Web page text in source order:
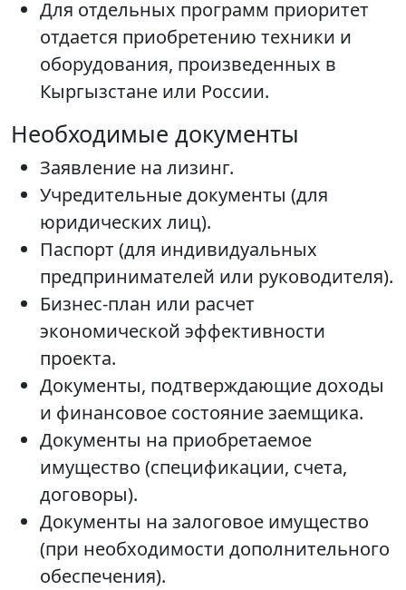
Для отдельных программ приоритет
отдается приобретению техники и
оборудования, произведенных в
Кыргызстане или России.
Необходимые документы
Заявление на лизинг.
Учредительные документы (для
юридических лиц).
Паспорт (для индивидуальных
предпринимателей или руководителя).
Бизнес-план или расчет
экономической эффективности
проекта.
Документы, подтверждающие доходы
и финансовое состояние заемщика.
Документы на приобретаемое
имущество (спецификации, счета,
договоры).
Документы на залоговое имущество
(при необходимости дополнительного
обеспечения).